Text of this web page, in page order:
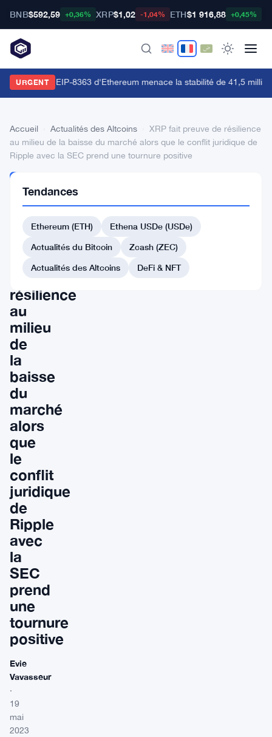
BNB$592,59 +0,36% XRP$1,02 -1,04% ETH$1 916,88 +0,45%
URGENT
proposition EIP-8363 d'Ethereum menace la stabilité de 41,5
Accueil Actualités des Altcoins
XRP fait preuve de résilience
au milieu de la baisse du marché alors que le conflit juridique de
Ripple avec la SEC prend une tournure positive
DES
ALTCOINS
XRP
fait
preuve
résilience
au
milieu
de
la
baisse
du
marché
alors
que
le
conflit
juridique
de
Ripple
avec
la
SEC
prend
une
tournure
positive
Evie
Vavasseur
·
19
mai
2023
Tendances
Ethereum (ETH)
Ethena USDe (USDe)
Actualités du Bitcoin
Zcash (ZEC)
Actualités des Altcoins
DeFi & NFT